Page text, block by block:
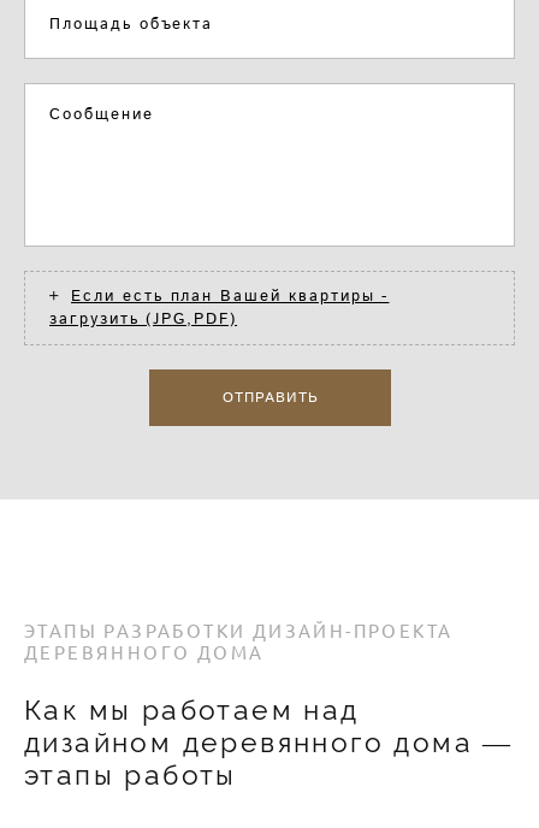
Площадь объекта
Сообщение
Если есть план Вашей квартиры -
загрузить (JPG,PDF)
ОТПРАВИТЬ
ЭТАПЫ РАЗРАБОТКИ ДИЗАЙН-ПРОЕКТА
ДЕРЕВЯННОГО ДОМА
Как мы работаем над
дизайном деревянного дома ―
этапы работы